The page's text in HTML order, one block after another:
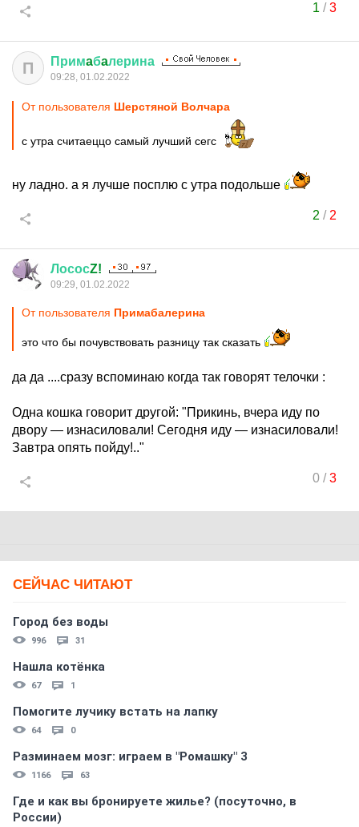
1 /3
П Примaбaлерина
09:28, 01.02.2022
От пользователя Шерстяной Волчара
с утра считаеццо самый лучший сегс
ну ладно. а я лучше посплю с утра подольше
2 / 2
ЛососZ!
09:29, 01.02.2022
От пользователя Примaбaлерина
это что бы почувствовать разницу так сказать
да да ....сразу вспоминаю когда так говорят телочки :
Одна кошка говорит другой: "Прикинь, вчера иду по
двору — изнасиловали! Сегодня иду — изнасиловали!
Завтра опять пойду!.."
0/3
СЕЙЧАС ЧИТАЮТ
Город без воды
996 31
Нашла котёнка
67 1
Помогите лучику встать на лапку
64 0
Разминаем мозг: играем в "Ромашку" 3
1166 63
Где и как вы бронируете жилье? (посуточно, в
России)